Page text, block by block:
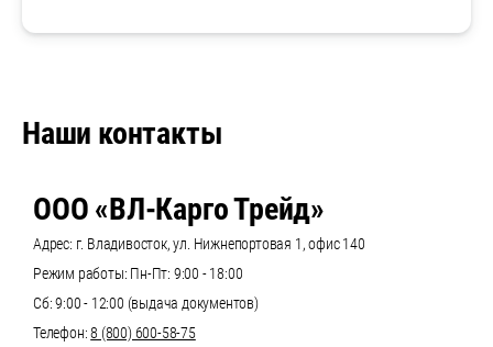
Наши контакты
ООО «ВЛ-Карго Трейд»
Адрес: г. Владивосток, ул. Нижнепортовая 1, офис 140
Режим работы: Пн-Пт: 9:00 - 18:00
Сб: 9:00 - 12:00 (выдача документов)
Телефон:8 (800) 600-58-75